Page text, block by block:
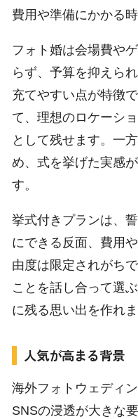
費用や準備にかかる
フォト婚は会場費や
らず、予算を抑えら
充てやすい点が特徴
て、理想のロケーシ
として残せます。一
め、式を挙げた実感
す。
挙式付きプランは、
にできる反面、費用
由度は限定されがち
ことを話し合って選
に残る思い出を作れま
人気が高まる背景
海外フォトウェディ
SNSの浸透が大きな